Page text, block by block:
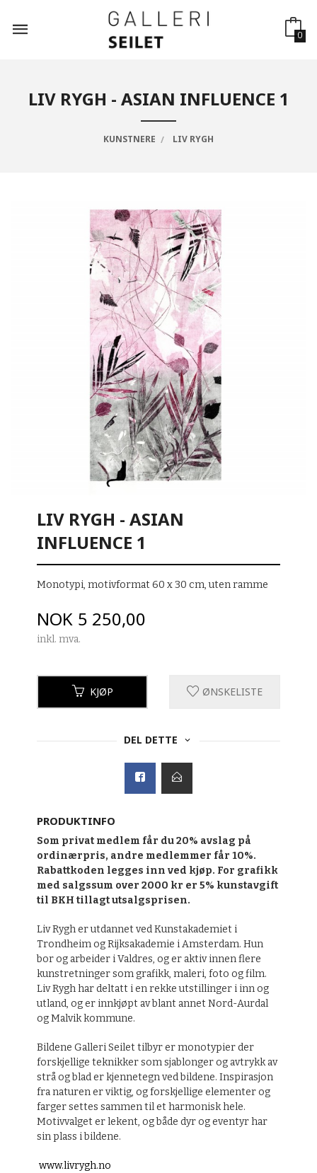
innholdet
0
LIV RYGH - ASIAN INFLUENCE 1
KUNSTNERE LIV RYGH
LIV RYGH - ASIAN
INFLUENCE 1
Monotypi, motivformat 60 x 30 cm, uten ramme
Pris
NOK 5 250,00
inkl. mva.
KJØP ØNSKELISTE
DEL DETTE
PRODUKTINFO
Som privat medlem får du 20% avslag på
ordinærpris, andre medlemmer får 10%.
Rabattkoden legges inn ved kjøp. For grafikk
med salgssum over 2000 kr er 5% kunstavgift
til BKH tillagt utsalgsprisen.
Liv Rygh er utdannet ved Kunstakademiet i
Trondheim og Rijksakademie i Amsterdam. Hun
bor og arbeider i Valdres, og er aktiv innen flere
kunstretninger som grafikk, maleri, foto og film.
Liv Rygh har deltatt i en rekke utstillinger i inn og
utland, og er innkjøpt av blant annet Nord-Aurdal
og Malvik kommune.
Bildene Galleri Seilet tilbyr er monotypier der
forskjellige teknikker som sjablonger og avtrykk av
strå og blad er kjennetegn ved bildene. Inspirasjon
fra naturen er viktig, og forskjellige elementer og
farger settes sammen til et harmonisk hele.
Motivvalget er lekent, og både dyr og eventyr har
sin plass i bildene.
www.livrygh.no